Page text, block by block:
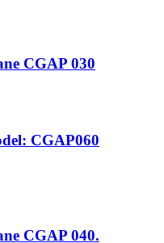
CGAP 030
CGAP060
CGAP 040.